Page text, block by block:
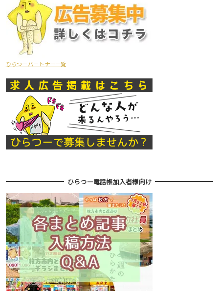
ひらつーパートナー一覧
ひらつー電話帳加入者様向け